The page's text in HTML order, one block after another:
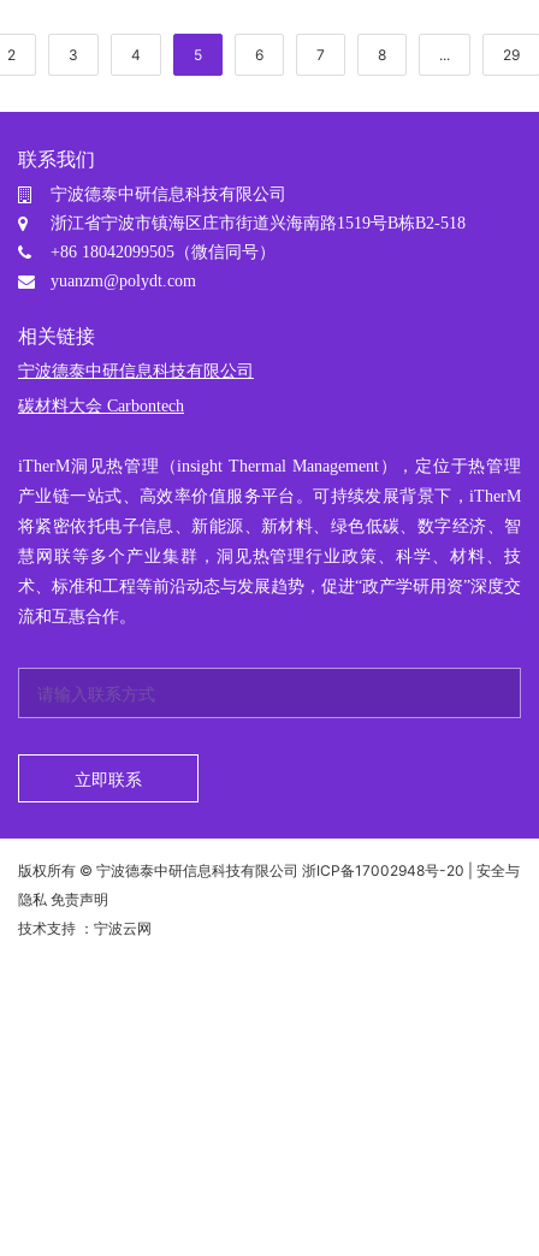
2 3 4 5 6 7 8 ... 29
联系我们
宁波德泰中研信息科技有限公司
浙江省宁波市镇海区庄市街道兴海南路1519号B栋B2-518
+86 18042099505（微信同号）
yuanzm@polydt.com
相关链接
宁波德泰中研信息科技有限公司
碳材料大会 Carbontech
iTherM洞见热管理
（insight Thermal Management），定位于热管理
产业链一站式、高效率价值服务平台。可持续发展背景下，iTherM
将紧密依托电子信息、新能源、新材料、绿色低碳、数字经济、智
慧网联等多个产业集群，洞见热管理行业政策、科学、材料、技
术、标准和工程等前沿动态与发展趋势，促进“政产学研用资”深度交
流和互惠合作。
立即联系
版权所有 © 宁波德泰中研信息科技有限公司 浙ICP备17002948号-20 | 安全与
隐私 免责声明
技术支持 ：宁波云网